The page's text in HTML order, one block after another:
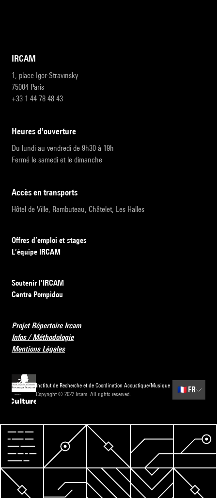
IRCAM
1, place Igor-Stravinsky
75004 Paris
+33 1 44 78 48 43
heures d'ouverture
Du lundi au vendredi de 9h30 à 19h
Fermé le samedi et le dimanche
accès en transports
Hôtel de Ville, Rambuteau, Châtelet, Les Halles
Offres d’emploi et stages
L’équipe IRCAM
Soutenir l’IRCAM
Centre Pompidou
Projet Répertoire Ircam
Infos / Méthodologie
Mentions Légales
Institut de Recherche et de Coordination Acoustique/Musique
Copyright © 2022 Ircam. All rights reserved.
🇫🇷 FR